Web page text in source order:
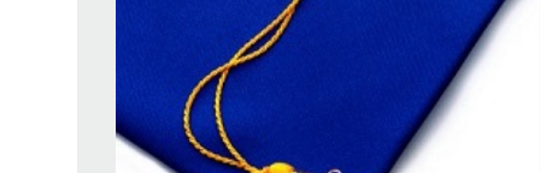
Szakmai együttműködési megállapodások
Partnereink
Munkatársaink
Csoportos látogatás
Elérhetőség
Díjtételek
Kérdezd a